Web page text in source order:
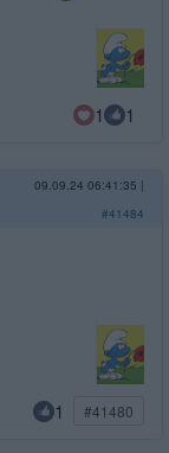
1 1
09.09.24 06:41:35 |
#41484
1 #41480